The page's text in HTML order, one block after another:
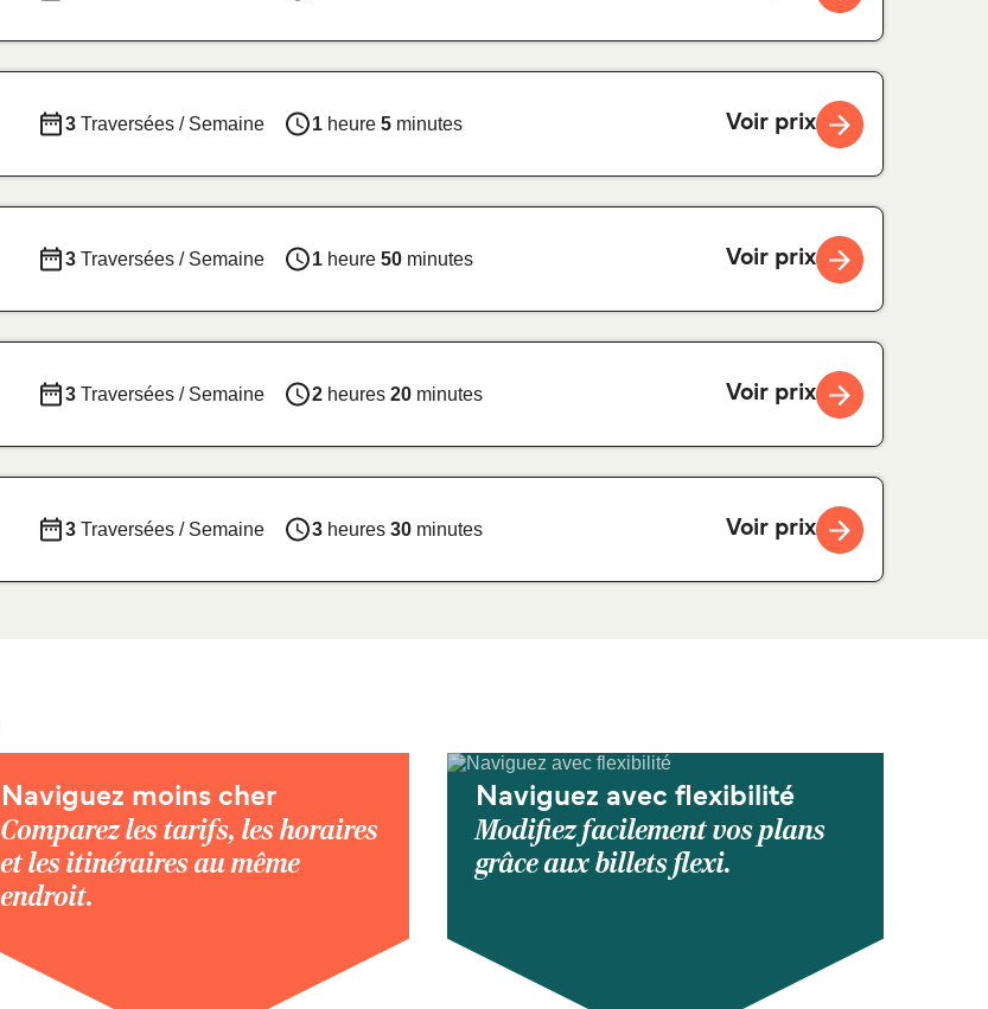
3Traversées / Semaine 1heure 5minutes Voir prix
3Traversées / Semaine 1heure 50minutes Voir prix
3Traversées / Semaine 2heures 20minutes Voir prix
3Traversées / Semaine 3heures 30minutes Voir prix
Naviguez moins cher
Comparez les tarifs, les horaires
et les itinéraires au même
endroit.
Naviguez avec flexibilité
Modifiez facilement vos plans
grâce aux billets flexi.